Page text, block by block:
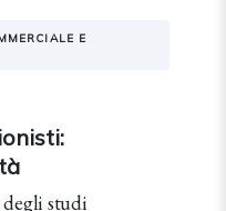
E
degli studi